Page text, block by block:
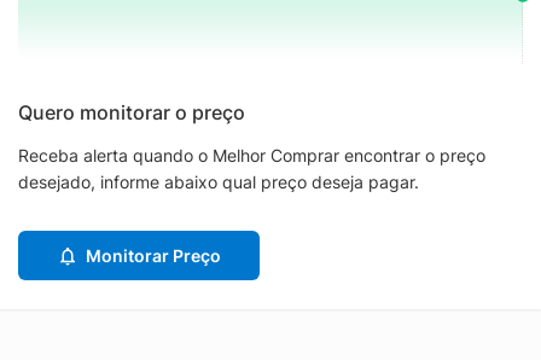
Quero monitorar o preço
Receba alerta quando o Melhor Comprar encontrar o preço
desejado, informe abaixo qual preço deseja pagar.
Monitorar Preço